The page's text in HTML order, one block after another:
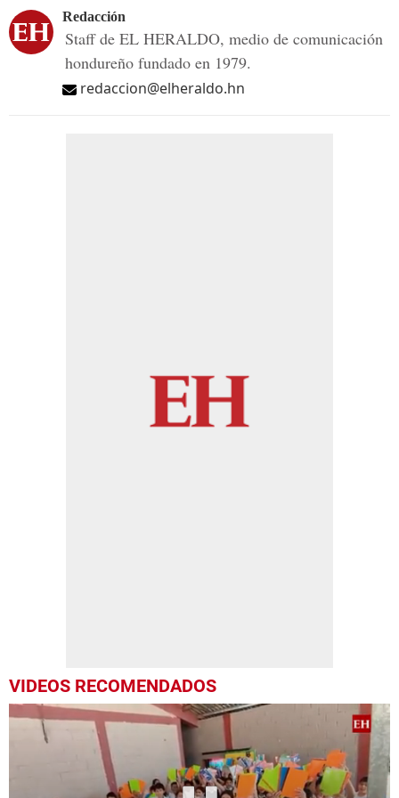
Redacción
Staff de EL HERALDO, medio de comunicación
hondureño fundado en 1979.
redaccion@elheraldo.hn
VIDEOS RECOMENDADOS